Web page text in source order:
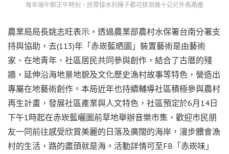
每年端午節正午時刻，民眾接水的桶子都可排到幾十公尺外馬路邊
農業局局長姚志旺表示，透過農業部農村水保署台南分署支
持與協助，去(113)年「赤崁藍晒圖」裝置藝術是由藝術
家、在地青年、社區居民共同參與創作，結合了古厝的殘
牆，延伸沿海地景地貌及文化歷史漁村故事等特色，營造出
專屬在地藝術創作。本局近年也持續輔導社區積極參與農村
再生計畫，發展社區產業與人文特色，社區預定於6月14日
下午1時起在赤崁藍曬圖前草地舉辦音樂市集，歡迎市民朋
友一同前往感受欣賞美麗的日落及廣闊的海岸，漫步體會漁
村的生活，路的盡頭就是海。活動詳情可至FB「赤崁味」